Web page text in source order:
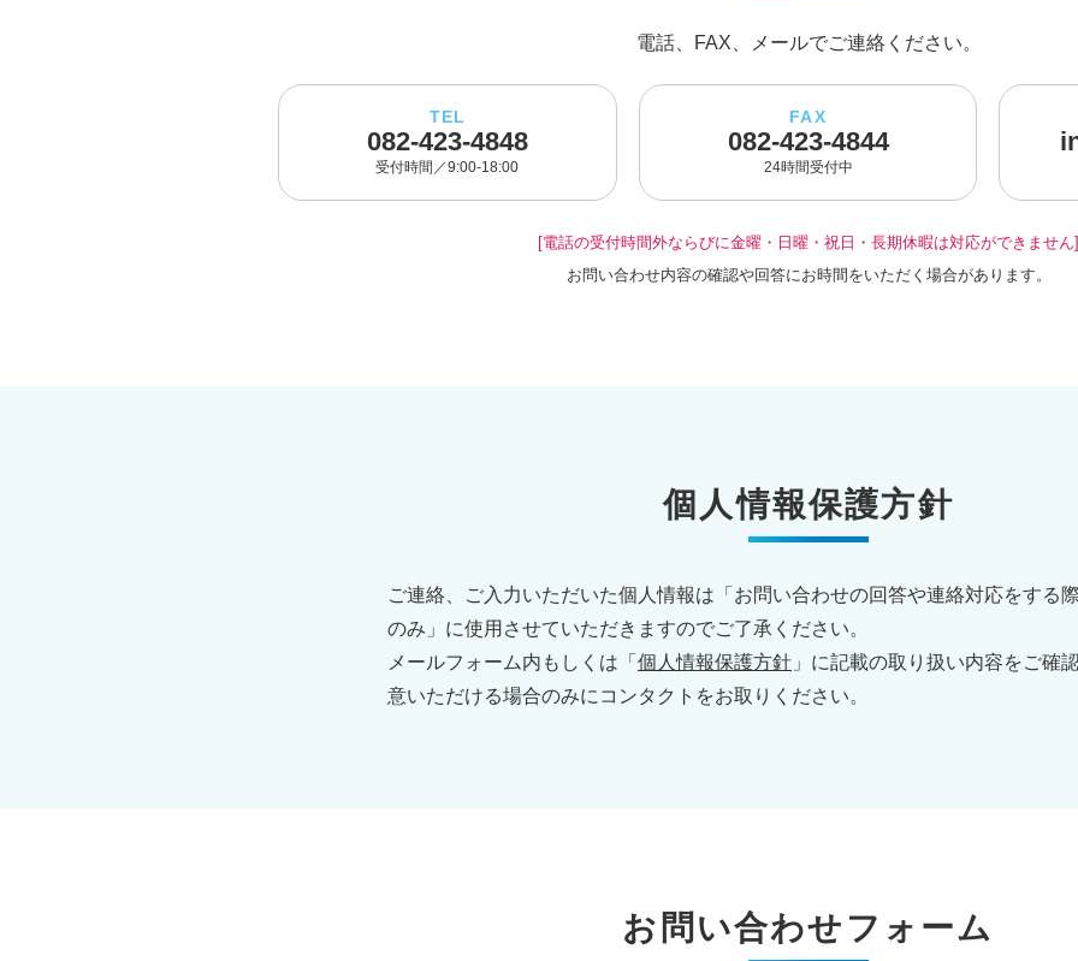
電話、FAX、メールでご連絡ください。
TEL
082-423-4848
受付時間／9:00-18:00
FAX
082-423-4844
24時間受付中
[電話の受付時間外ならびに金曜・日曜・祝日・長期休暇は対応ができません]
お問い合わせ内容の確認や回答にお時間をいただく場合があります。
個人情報保護方針
ご連絡、ご入力いただいた個人情報は「お問い合わせの回答や連絡対応をする
のみ」に使用させていただきますのでご了承ください。
メールフォーム内もしくは「 個人情報保護方針 」に記載の取り扱い内容をご確
意いただける場合のみにコンタクトをお取りください。
お問い合わせフォーム